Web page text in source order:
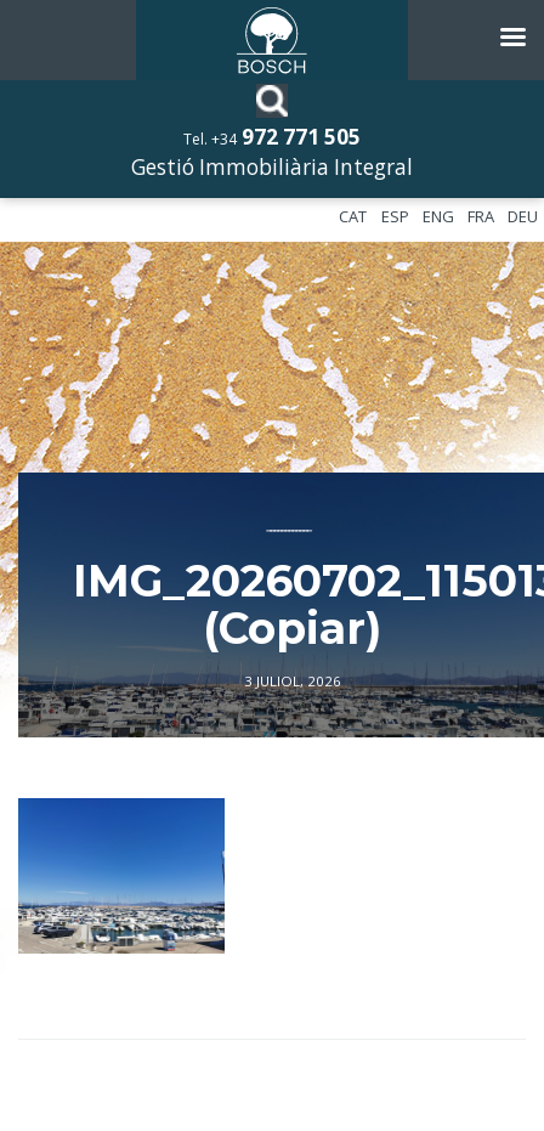
Tel. +34 972 771 505
Gestió Immobiliària Integral
DEU
FRA
ENG
ESP
CAT
––––––––––––
(Copiar)
3 JULIOL, 2026